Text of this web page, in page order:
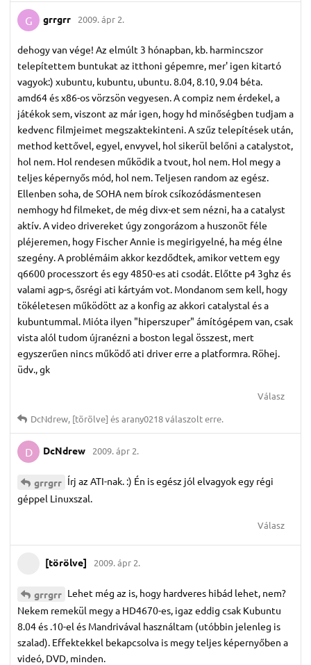
G grrgrr 2009. ápr 2.
dehogy van vége! Az elmúlt 3 hónapban, kb. harmincszor
telepítettem buntukat az itthoni gépemre, mer' igen kitartó
vagyok:) xubuntu, kubuntu, ubuntu. 8.04, 8.10, 9.04 béta.
amd64 és x86-os vörzsön vegyesen. A compiz nem érdekel, a
játékok sem, viszont az már igen, hogy hd minőségben tudjam a
kedvenc filmjeimet megszaktekinteni. A szűz telepítések után,
method kettővel, egyel, envyvel, hol sikerül belőni a catalystot,
hol nem. Hol rendesen működik a tvout, hol nem. Hol megy a
teljes képernyős mód, hol nem. Teljesen random az egész.
Ellenben soha, de SOHA nem bírok csíkozódásmentesen
nemhogy hd filmeket, de még divx-et sem nézni, ha a catalyst
aktív. A video drivereket úgy zongorázom a huszonöt féle
pléjeremen, hogy Fischer Annie is megirigyelné, ha még élne
szegény. A problémáim akkor kezdődtek, amikor vettem egy
q6600 processzort és egy 4850-es ati csodát. Előtte p4 3ghz és
valami agp-s, ősrégi ati kártyám vot. Mondanom sem kell, hogy
tökéletesen működött az a konfig az akkori catalystal és a
kubuntummal. Mióta ilyen "hiperszuper" ámítógépem van, csak
vista alól tudom újranézni a boston legal összest, mert
egyszerűen nincs működő ati driver erre a platformra. Röhej.
üdv., gk
Válasz
DcNdrew, [törölve] ésarany0218válaszolt erre.
D DcNdrew 2009. ápr 2.
grrgrr Írj az ATI-nak. :) Én is egész jól elvagyok egy régi
géppel Linuxszal.
Válasz
[törölve] 2009. ápr 2.
grrgrr Lehet még az is, hogy hardveres hibád lehet, nem?
Nekem remekül megy a HD4670-es, igaz eddig csak Kubuntu
8.04 és .10-el és Mandrivával használtam (utóbbin jelenleg is
szalad). Effektekkel bekapcsolva is megy teljes képernyőben a
videó, DVD, minden.